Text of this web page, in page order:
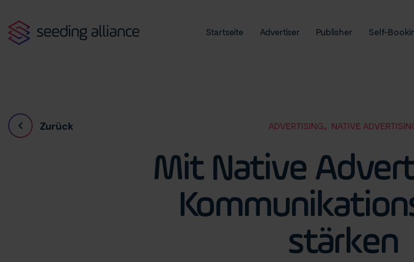
Startseite Advertiser Publisher Self-
Zurück ADVERTISING, NATIVE
Mit Native
stärken